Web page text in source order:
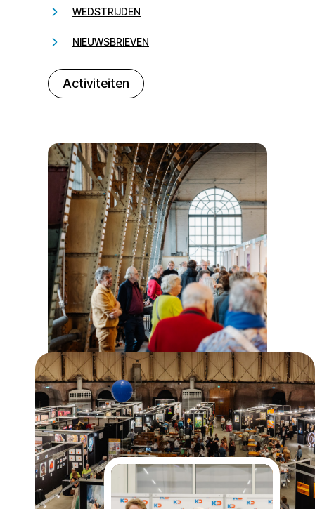
WEDSTRIJDEN
NIEUWSBRIEVEN
Activiteiten
232323